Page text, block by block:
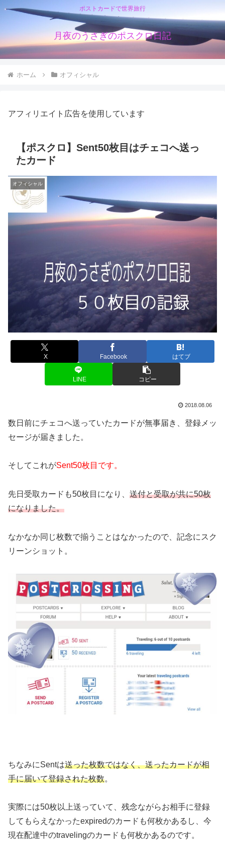
ポストカードで世界旅行
月夜のうさぎのポスクロ日記
ホーム オフィシャル
アフィリエイト広告を使用しています
【ポスクロ】Sent50枚目はチェコへ送っ
たカード
オフィシャル
X Facebook はてブ
LINE コピー
2018.08.06
数日前にチェコへ送っていたカードが無事届き、登録メッ
セージが届きました。
そしてこれがSent50枚目です。
先日受取カードも50枚目になり、 送付と受取が共に50枚
になりました。
なかなか同じ枚数で揃うことはなかったので、記念にスク
リーンショット。
ちなみにSentは送った枚数ではなく、送ったカードが相
手に届いて登録された枚数。
実際には50枚以上送っていて、残念ながらお相手に登録
してもらえなかったexpiredのカードも何枚かあるし、今
現在配達中のtravelingのカードも何枚かあるのです。